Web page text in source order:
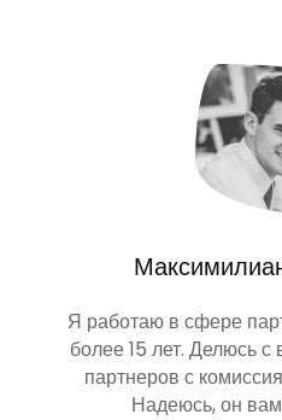
Я работаю в сфере
более 15 лет. Делюсь
партнеров с
Надеюсь, он